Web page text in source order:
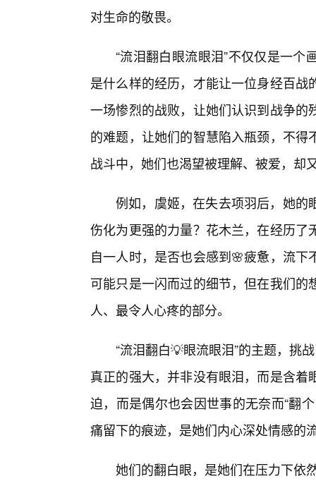
对生命的敬畏。
“流泪翻白眼流眼泪”不仅仅是一
是什么样的经历，才能让一位身经百
一场惨烈的战败，让她们认识到战争
的难题，让她们的智慧陷入瓶颈，不
战斗中，她们也渴望被理解、被爱，却
例如，虞姬，在失去项羽后，她的
伤化为更强的力量？花木兰，在经历
自一人时，是否也会感到🌸疲惫，流
可能只是一闪而过的细节，但在我们
人、最令人心疼的部分。
“流泪翻白💡眼流眼泪”的主题，挑
真正的强大，并非没有眼泪，而是含
迫，而是偶尔也会因世事的无奈而“翻
痛留下的痕迹，是她们内心深处情感的
她们的翻白眼，是她们在压力下依